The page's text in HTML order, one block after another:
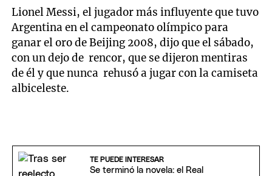
Lionel Messi, el jugador más influyente que tuvo
Argentina en el campeonato olímpico para
ganar el oro de Beijing 2008, dijo que el sábado,
con un dejo de rencor, que se dijeron mentiras
de él y que nunca rehusó a jugar con la camiseta
albiceleste.
TE PUEDE INTERESAR
Se terminó la novela: el Real